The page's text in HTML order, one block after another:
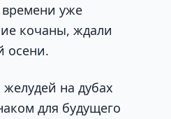
времени уже
кочаны, ждали
осени.
на дубах
для будущего